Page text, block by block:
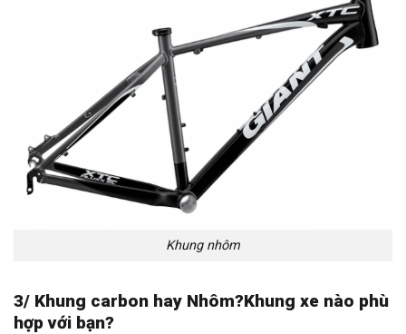
Khung nhôm
3/ Khung carbon hay Nhôm?Khung xe nào phù
hợp với bạn?